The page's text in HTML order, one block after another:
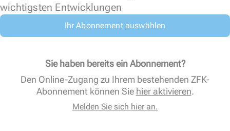
wichtigsten Entwicklungen
Ihr Abonnement auswählen
Sie haben bereits ein Abonnement?
Den Online-Zugang zu Ihrem bestehenden ZFK-
Abonnement können Sie hier aktivieren.
Melden Sie sich hier an.